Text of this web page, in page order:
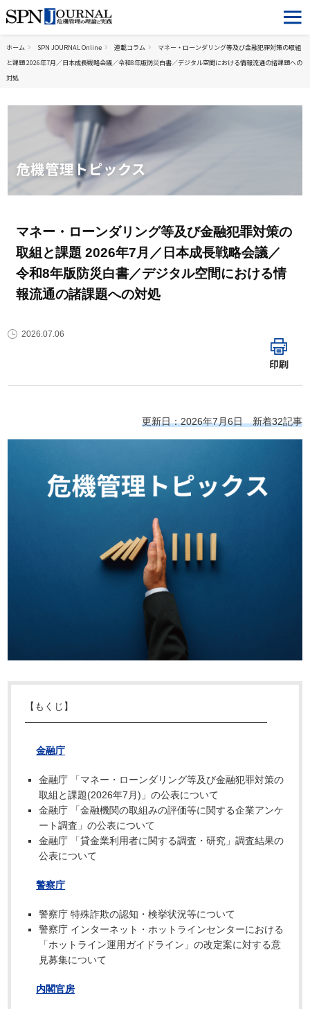
ホーム SPN JOURNAL Online 連載コラム
マネー・ローンダリング等及び金融犯罪対策の取組
と課題 2026年7月／日本成長戦略会議／令和8年版防災白書／デジタル空間における情報流通の諸課題への
対処
危機管理トピックス
マネー・ローンダリング等及び金融犯罪対策の
取組と課題 2026年7月／日本成長戦略会議／
令和8年版防災白書／デジタル空間における情
報流通の諸課題への対処
2026.07.06
印刷
更新日：2026年7月6日 新着32記事
【もくじ】
―――――――――――――――――――――――――
金融庁
金融庁 「マネー・ローンダリング等及び金融犯罪対策の
取組と課題(2026年7月)」の公表について
金融庁 「金融機関の取組みの評価等に関する企業アンケ
ート調査」の公表について
金融庁 「貸金業利用者に関する調査・研究」調査結果の
公表について
警察庁
警察庁 特殊詐欺の認知・検挙状況等について
警察庁 インターネット・ホットラインセンターにおける
「ホットライン運用ガイドライン」の改定案に対する意
見募集について
内閣官房